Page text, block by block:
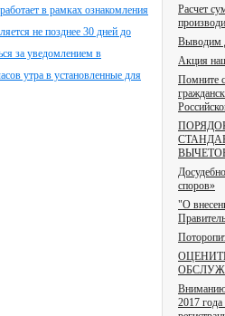
в рамках ознакомления
не позднее 30 дней до
за уведомлением в
утра в установленные для
Расчет
Выводим
Акция
Помните
споров»
"О
Вниманию
2017